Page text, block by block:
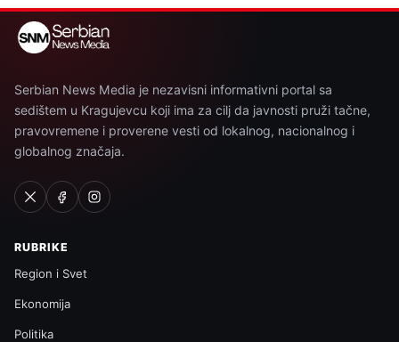
Serbian News Media je nezavisni informativni portal sa
sedištem u Kragujevcu koji ima za cilj da javnosti pruži tačne,
pravovremene i proverene vesti od lokalnog, nacionalnog i
globalnog značaja.
RUBRIKE
Region i Svet
Ekonomija
Politika